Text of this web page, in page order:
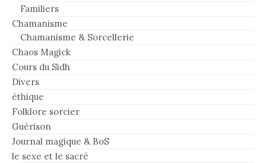
Familiers
Chamanisme
Chamanisme & Sorcellerie
Chaos Magick
Cours du Sidh
Divers
éthique
Folklore sorcier
Guérison
Journal magique & BoS
le sexe et le sacré